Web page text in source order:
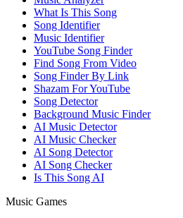
What Is This Song
Song Identifier
Music Identifier
YouTube Song Finder
Find Song From Video
Song Finder By Link
Shazam For YouTube
Song Detector
Background Music Finder
AI Music Detector
AI Music Checker
AI Song Detector
AI Song Checker
Is This Song AI
Music Games